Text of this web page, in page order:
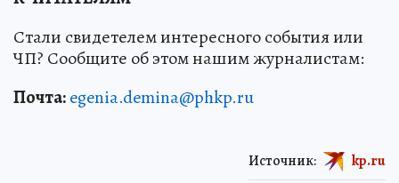
Стали свидетелем интересного события или
ЧП? Сообщите об этом нашим журналистам:
Почта:egenia.demina@phkp.ru
Источник: kp.ru